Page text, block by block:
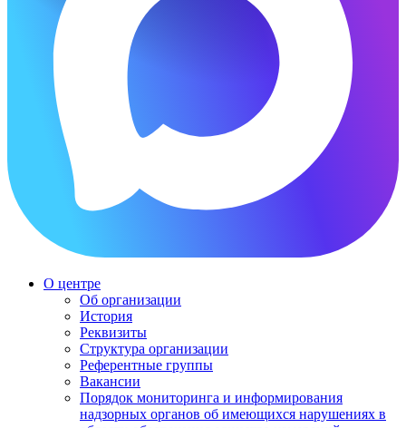
О центре
Об организации
История
Реквизиты
Структура организации
Референтные группы
Вакансии
Порядок мониторинга и информирования
надзорных органов об имеющихся нарушениях в